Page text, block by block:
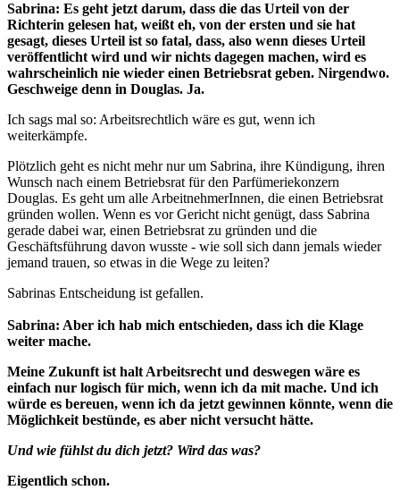
Sabrina: Es geht jetzt darum, dass die das Urteil von der
Richterin gelesen hat, weißt eh, von der ersten und sie hat
gesagt, dieses Urteil ist so fatal, dass, also wenn dieses Urteil
veröffentlicht wird und wir nichts dagegen machen, wird es
wahrscheinlich nie wieder einen Betriebsrat geben. Nirgendwo.
Geschweige denn in Douglas. Ja.
Ich sags mal so: Arbeitsrechtlich wäre es gut, wenn ich
weiterkämpfe.
Plötzlich geht es nicht mehr nur um Sabrina, ihre Kündigung, ihren
Wunsch nach einem Betriebsrat für den Parfümeriekonzern
Douglas. Es geht um alle ArbeitnehmerInnen, die einen Betriebsrat
gründen wollen. Wenn es vor Gericht nicht genügt, dass Sabrina
gerade dabei war, einen Betriebsrat zu gründen und die
Geschäftsführung davon wusste - wie soll sich dann jemals wieder
jemand trauen, so etwas in die Wege zu leiten?
Sabrinas Entscheidung ist gefallen.
Sabrina: Aber ich hab mich entschieden, dass ich die Klage
weiter mache.
Meine Zukunft ist halt Arbeitsrecht und deswegen wäre es
einfach nur logisch für mich, wenn ich da mit mache. Und ich
würde es bereuen, wenn ich da jetzt gewinnen könnte, wenn die
Möglichkeit bestünde, es aber nicht versucht hätte.
Und wie fühlst du dich jetzt? Wird das was?
Eigentlich schon.